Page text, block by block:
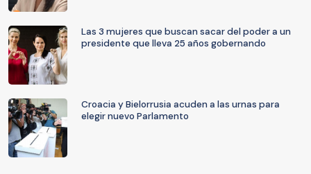
Las 3 mujeres que buscan sacar del poder a un
presidente que lleva 25 años gobernando
Croacia y Bielorrusia acuden a las urnas para
elegir nuevo Parlamento